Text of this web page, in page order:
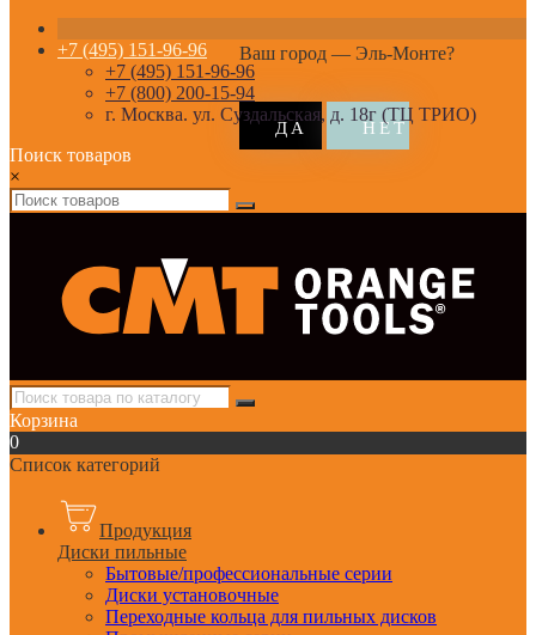
Ваш город — Эль-Монте?
+7 (495) 151-96-96
+7 (495) 151-96-96
+7 (800) 200-15-94
г. Москва. ул. Суздальская, д. 18г (ТЦ ТРИО)
Поиск товаров
×
Корзина
0
Список категорий
Продукция
Диски пильные
Бытовые/профессиональные серии
Диски установочные
Переходные кольца для пильных дисков